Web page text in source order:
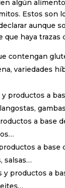
algún
Estos son
aunque
que haya trazas
contengan
variedades
productos a
a base
a base
salsas…
y productos a